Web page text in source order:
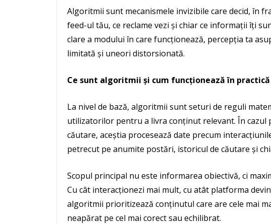
Algoritmii sunt mecanismele invizibile care decid, în
feed-ul tău, ce reclame vezi și chiar ce informații îți
clare a modului în care funcționează, percepția ta
limitată și uneori distorsionată.
Ce sunt algoritmii și cum funcționează în practică
La nivel de bază, algoritmii sunt seturi de reguli
utilizatorilor pentru a livra conținut relevant. În
căutare, aceștia procesează date precum
petrecut pe anumite postări, istoricul de căutare și
Scopul principal nu este informarea obiectivă, ci
Cu cât interacționezi mai mult, cu atât platforma
algoritmii prioritizează conținutul care are cele mai
neapărat pe cel mai corect sau echilibrat.